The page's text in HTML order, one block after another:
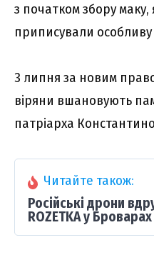
з початком збору
приписували особливу
3 липня за новим
віряни вшановують
патріарха
Читайте також:
Російські дрони
ROZETKA у